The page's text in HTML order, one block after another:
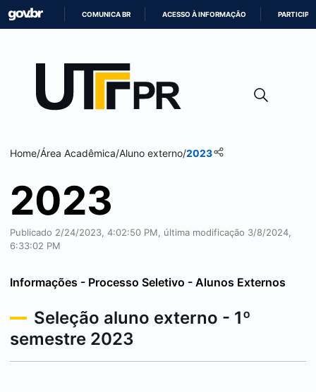
CONTEÚDO
COMUNICA BR ACESSO À INFORMAÇÃO PARTICIPE
Home/Área Acadêmica/Aluno externo/2023
2023
Publicado 2/24/2023, 4:02:50 PM, última modificação 3/8/2024,
6:33:02 PM
Informações - Processo Seletivo - Alunos Externos
Seleção aluno externo - 1º
semestre 2023